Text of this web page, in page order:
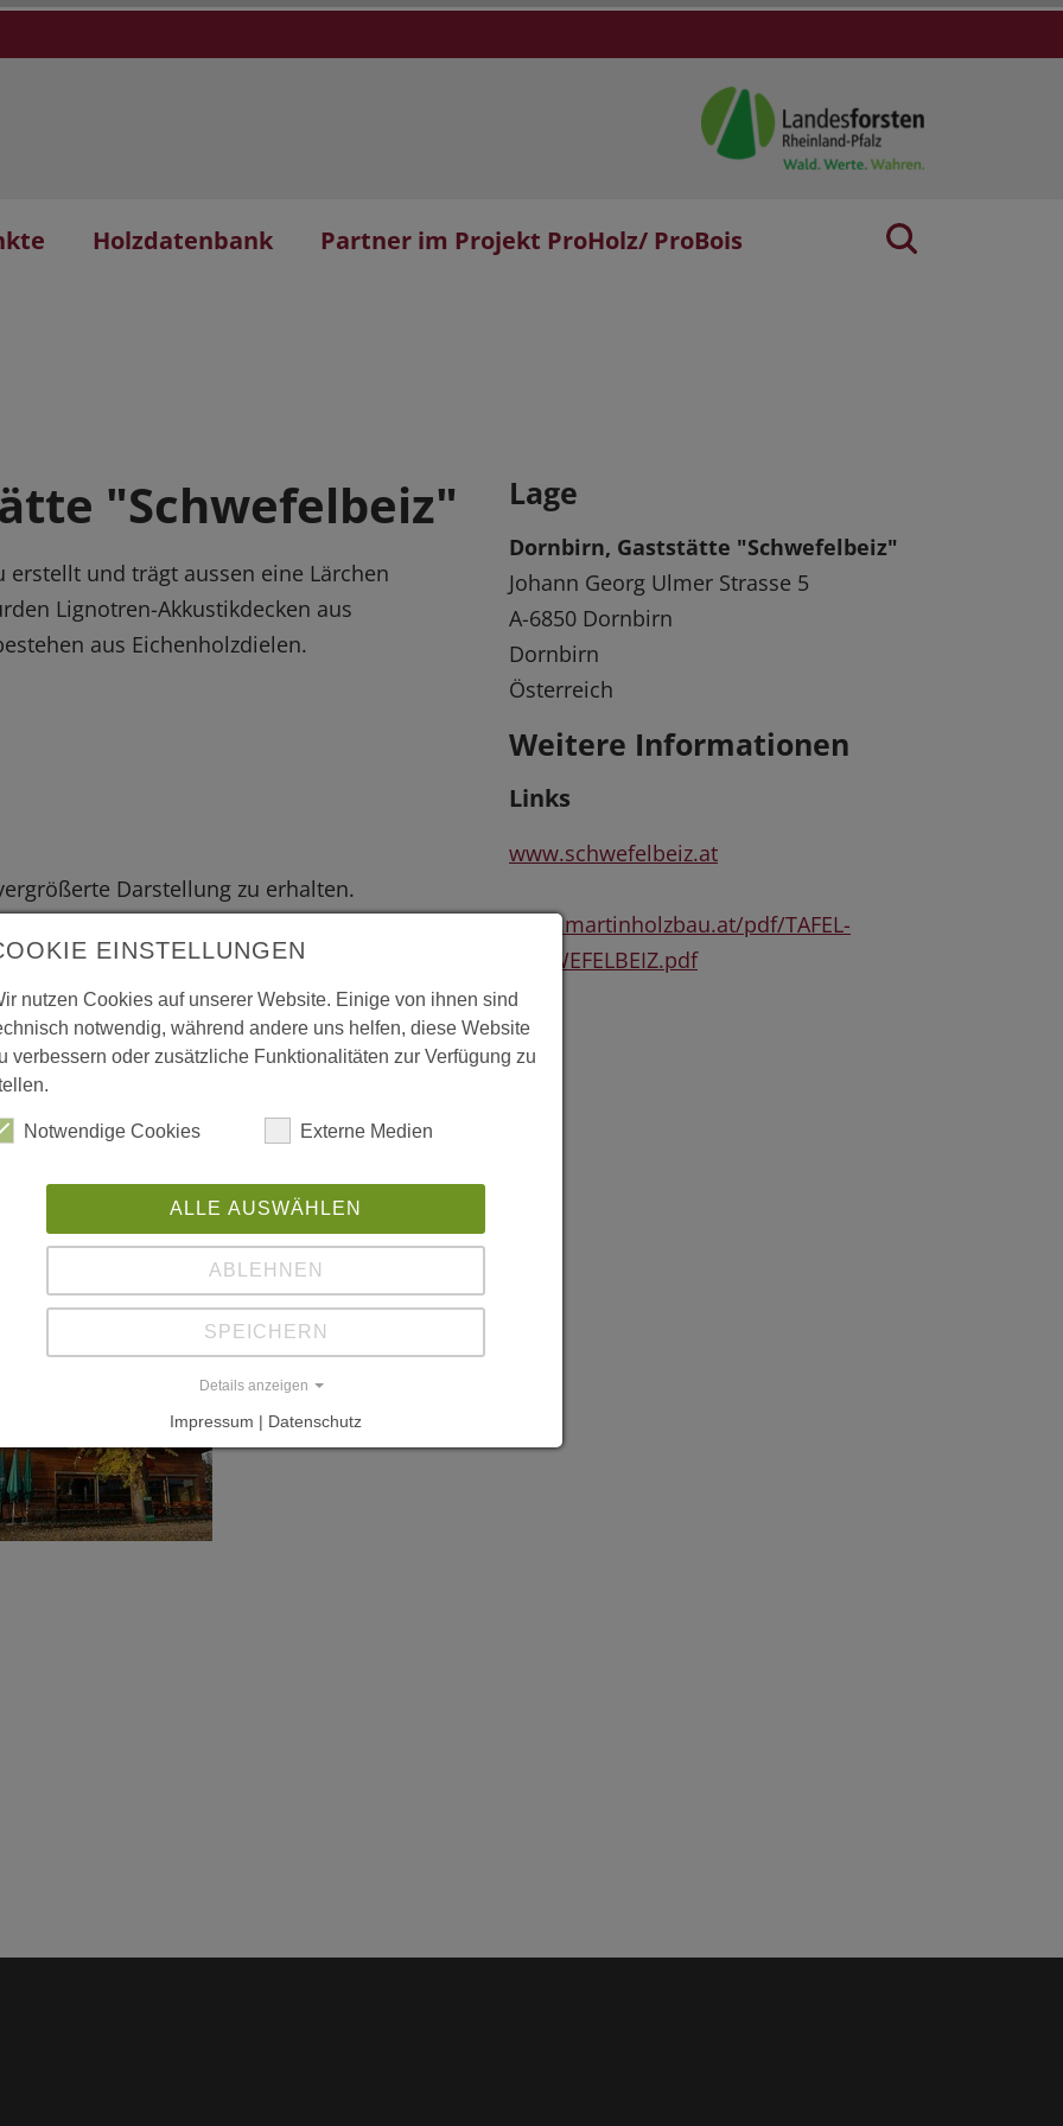
Holzdatenbank Partner im Projekt ProHolz/ ProBois
"Schwefelbeiz"
und trägt aussen eine Lärchen
Lignotren-Akkustikdecken aus
aus Eichenholzdielen.
Darstellung zu erhalten.
Lage
Dornbirn, Gaststätte "Schwefelbeiz"
Johann Georg Ulmer Strasse 5
A-6850 Dornbirn
Dornbirn
Österreich
Weitere Informationen
Links
www.schwefelbeiz.at
www.martinholzbau.at/pdf/TAFEL-
SCHWEFELBEIZ.pdf
EINSTELLUNGEN
nutzen Cookies auf unserer Website. Einige von ihnen sind
notwendig, während andere uns helfen, diese Website
verbessern oder zusätzliche Funktionalitäten zur Verfügung zu
Notwendige Cookies Externe Medien
ALLE AUSWÄHLEN
ABLEHNEN
SPEICHERN
Details anzeigen
Impressum | Datenschutz